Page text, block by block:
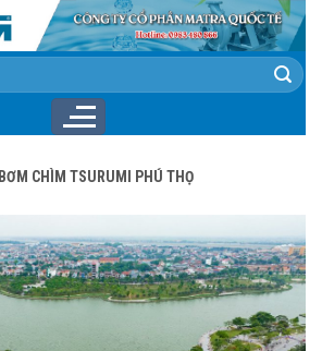
BƠM CHÌM TSURUMI PHÚ THỌ